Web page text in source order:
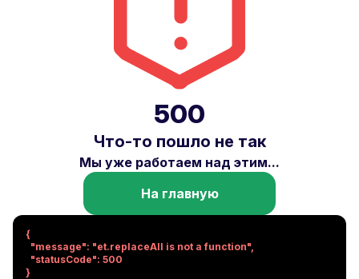
500
Что-то пошло не так
Мы уже работаем над этим...
На главную
{
}